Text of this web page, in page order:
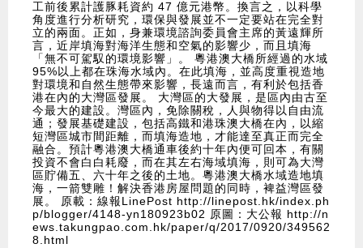
工前後累計護豚耗資約 47 億元港幣。換言之，以科學
角度進行分析研究，環保與發展並不一定要站在完全對
立的兩面。正如，身兼環境諮詢委員會主席的黃遠輝所
言，近岸填海對海洋生態和空氣的影響少，而且填海
「無不可駕馭的環境影響」。 粵港澳大橋所經過的水域
95%以上都在珠海水域內。在此填海，並高度重視造地
對環境和自然生態帶來影響，長遠而言，有利於包括香
港在內的大灣區發展。 大灣區的大發展，是區內由古至
今最大的建設。灣區內，免除關稅，人與物得以自由流
通；發展基礎建設，包括高鐵和港珠澳大橋在內，以縮
短灣區城市間距離，而填海造地，才能達至真正而完全
融合。預計粵港澳大橋通車後約十年內便可回本，有關
投資不會白白耗廢，而在其左右海域填海，則可為大灣
區貯備五、六十年之後的土地。粵港澳大橋水域造地填
海，一箭雙雕！解決香港房屋問題的同時，裨益灣區發
展。 原載：線報LinePost http://linepost.hk/index.ph
p/blogger/4148-yn180923b02 原圖：大公報 http://n
ews.takungpao.com.hk/paper/q/2017/0920/349562
8.html